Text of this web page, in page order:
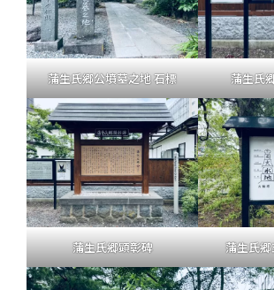
蒲生氏郷公墳墓之地 石標 蒲生氏
蒲生氏郷顕彰碑 蒲生氏